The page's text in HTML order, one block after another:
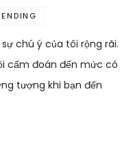
chú ý của tôi rộng
cấm đoán đến mức
tượng khi bạn đến